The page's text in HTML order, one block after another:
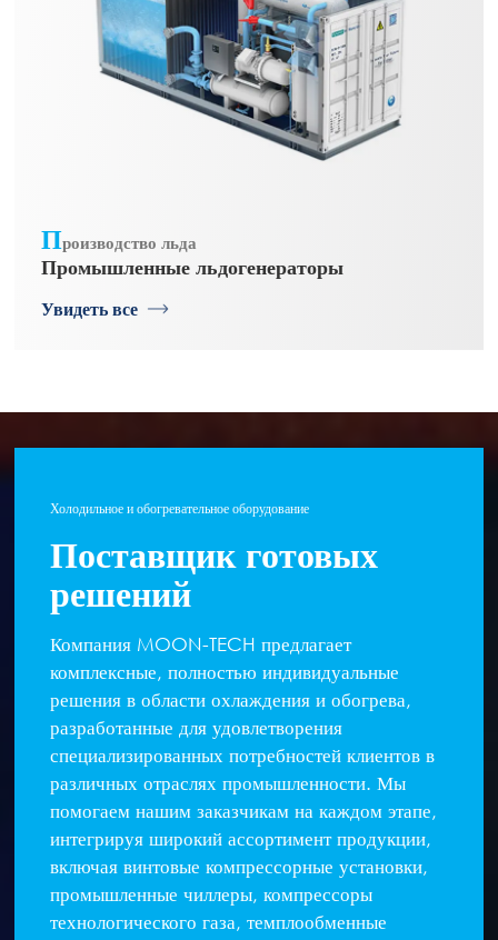
Производство льда
Промышленные льдогенераторы
Увидеть все
Холодильное и обогревательное оборудование
Поставщик готовых
решений
Компания MOON-TECH предлагает
комплексные, полностью индивидуальные
решения в области охлаждения и обогрева,
разработанные для удовлетворения
специализированных потребностей клиентов в
различных отраслях промышленности. Мы
помогаем нашим заказчикам на каждом этапе,
интегрируя широкий ассортимент продукции,
включая винтовые компрессорные установки,
промышленные чиллеры, компрессоры
технологического газа, темплообменные